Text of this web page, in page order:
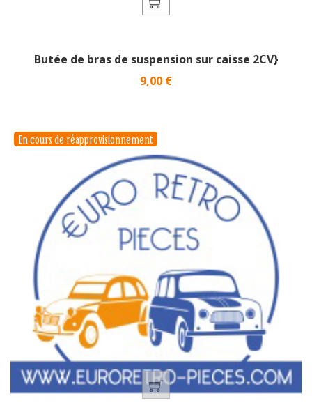
Butée de bras de suspension sur caisse 2CV}
Prix
9,00 €
En cours de réapprovisionnement